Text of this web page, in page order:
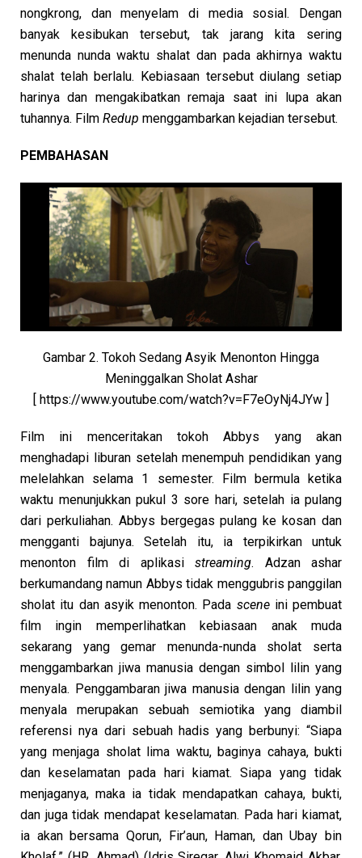
nongkrong, dan menyelam di media sosial. Dengan
banyak kesibukan tersebut, tak jarang kita sering
menunda nunda waktu shalat dan pada akhirnya waktu
shalat telah berlalu. Kebiasaan tersebut diulang setiap
harinya dan mengakibatkan remaja saat ini lupa akan
tuhannya. Film Redup menggambarkan kejadian tersebut.
PEMBAHASAN
Gambar 2. Tokoh Sedang Asyik Menonton Hingga
Meninggalkan Sholat Ashar
[ https://www.youtube.com/watch?v=F7eOyNj4JYw ]
Film ini menceritakan tokoh Abbys yang akan
menghadapi liburan setelah menempuh pendidikan yang
melelahkan selama 1 semester. Film bermula ketika
waktu menunjukkan pukul 3 sore hari, setelah ia pulang
dari perkuliahan. Abbys bergegas pulang ke kosan dan
mengganti bajunya. Setelah itu, ia terpikirkan untuk
menonton film di aplikasi streaming. Adzan ashar
berkumandang namun Abbys tidak menggubris panggilan
sholat itu dan asyik menonton. Pada sceneini pembuat
film ingin memperlihatkan kebiasaan anak muda
sekarang yang gemar menunda-nunda sholat serta
menggambarkan jiwa manusia dengan simbol lilin yang
menyala. Penggambaran jiwa manusia dengan lilin yang
menyala merupakan sebuah semiotika yang diambil
referensi nya dari sebuah hadis yang berbunyi: “Siapa
yang menjaga sholat lima waktu, baginya cahaya, bukti
dan keselamatan pada hari kiamat. Siapa yang tidak
menjaganya, maka ia tidak mendapatkan cahaya, bukti,
dan juga tidak mendapat keselamatan. Pada hari kiamat,
ia akan bersama Qorun, Fir’aun, Haman, dan Ubay bin